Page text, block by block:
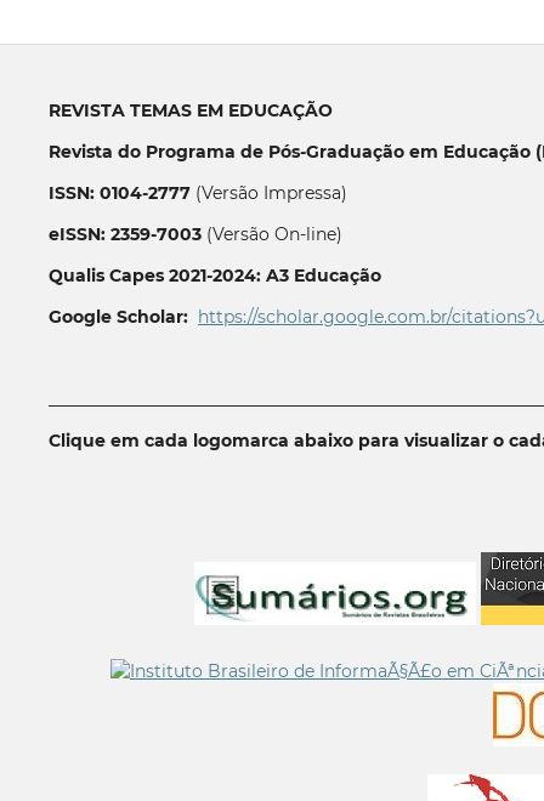
REVISTA TEMAS EM EDUCAÇÃO
Revista do Programa de Pós-Graduação em Educação
ISSN: 0104-2777(Versão Impressa)
eISSN: 2359-7003(Versão On-line)
Qualis Capes 2021-2024: A3 Educação
Google Scholar: https://scholar.google.com.br/
Clique em cada logomarca abaixo para visualizar o